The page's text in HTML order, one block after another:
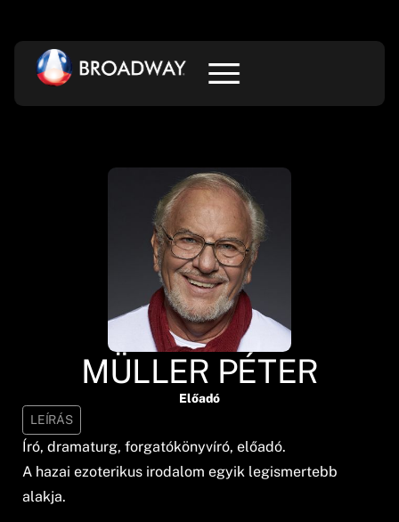
MÜLLER PÉTER
Előadó
LEÍRÁS
Író, dramaturg, forgatókönyvíró, előadó.
A hazai ezoterikus irodalom egyik legismertebb
alakja.